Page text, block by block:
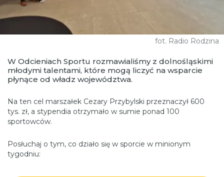
fot. Radio Rodzina
W Odcieniach Sportu rozmawialiśmy z dolnośląskimi
młodymi talentami, które mogą liczyć na wsparcie
płynące od władz województwa.
Na ten cel marszałek Cezary Przybylski przeznaczył 600
tys. zł, a stypendia otrzymało w sumie ponad 100
sportowców.
Posłuchaj o tym, co działo się w sporcie w minionym
tygodniu: